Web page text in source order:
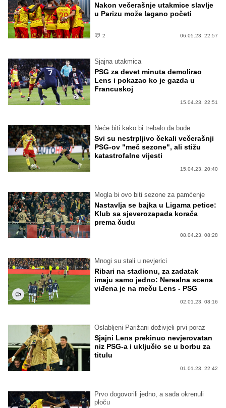
Nakon večerašnje utakmice slavlje
u Parizu može lagano početi
2 06.05.23. 22:57
Sjajna utakmica
PSG za devet minuta demolirao
Lens i pokazao ko je gazda u
Francuskoj
15.04.23. 22:51
Neće biti kako bi trebalo da bude
Svi su nestrpljivo čekali večerašnji
PSG-ov "meč sezone", ali stižu
katastrofalne vijesti
15.04.23. 20:40
Mogla bi ovo biti sezone za pamćenje
Nastavlja se bajka u Ligama petice:
Klub sa sjeverozapada korača
prema čudu
08.04.23. 08:28
Mnogi su stali u nevjerici
Ribari na stadionu, za zadatak
imaju samo jedno: Nerealna scena
viđena je na meču Lens - PSG
02.01.23. 08:16
Oslabljeni Parižani doživjeli prvi poraz
Sjajni Lens prekinuo nevjerovatan
niz PSG-a i uključio se u borbu za
titulu
01.01.23. 22:42
Prvo dogovorili jedno, a sada okrenuli
ploču